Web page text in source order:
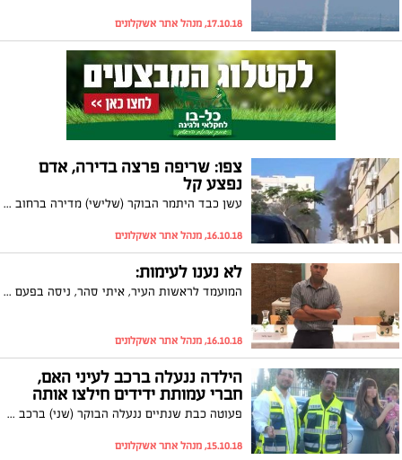
17.10.18, מנהל אתר אשקלונים
צפו: שריפה פרצה בדירה, אדם
נפצע קל
עשן כבד היתמר הבוקר (שלישי) מדירה ברחוב בר כוכבא באשקלון. צוותי כיבוי השתלטו על השריפה, בעל הדירה נפצע באורח קל
16.10.18, מנהל אתר אשקלונים
לא נענו לעימות:
המועמד לראשות העיר, איתי סהר, ניסה בפעם השנייה לזמן את המתמודדים לראשות העיר באשקלון לעימות בו יענה כל אחד מהם על שאלות קשות. בסופו של דבר, המועמדים איתמר שמעוני, תומר גלאם ומשה אטיאס לא הגיעו לפאנל הפתוח והמועמד אבי עייש הודיע על הסכמתו להשתתף ביום העימות, לפני המועד שתוכנן להתחלתו
16.10.18, מנהל אתר אשקלונים
הילדה ננעלה ברכב לעיני האם,
חברי עמותת ידידים חילצו אותה
פעוטה כבת שנתיים ננעלה הבוקר (שני) ברכב כשאמה עומדת מחוצה לו חסרת אונים. האם הזעיקה מיד עזרה וכונני עמותת ידידים הגיעו מיד למקום וחילצו את הילדה לאחר מספר דקות בודדות
15.10.18, מנהל אתר אשקלונים